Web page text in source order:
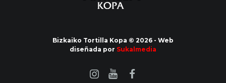
Bizkaiko Tortilla Kopa © 2026 - Web
diseñada por Sukalmedia